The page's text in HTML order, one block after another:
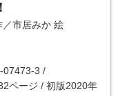
／市居みか 絵
07473-3 /
ページ / 初版2020年